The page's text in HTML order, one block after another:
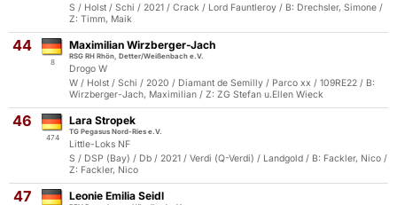
S / Holst / Schi / 2021 / Crack / Lord Fauntleroy / B: Drechsler, Simone /
Z: Timm, Maik
44
8
Maximilian Wirzberger-Jach
RSG RH Rhön, Detter/Weißenbach e.V.
Drogo W
W / Holst / Schi / 2020 / Diamant de Semilly / Parco xx / 109RE22 / B:
Wirzberger-Jach, Maximilian / Z: ZG Stefan u.Ellen Wieck
46
474
Lara Stropek
TG Pegasus Nord-Ries e.V.
Little-Loks NF
S / DSP (Bay) / Db / 2021 / Verdi (Q-Verdi) / Landgold / B: Fackler, Nico /
Z: Fackler, Nico
47 Leonie Emilia Seidl